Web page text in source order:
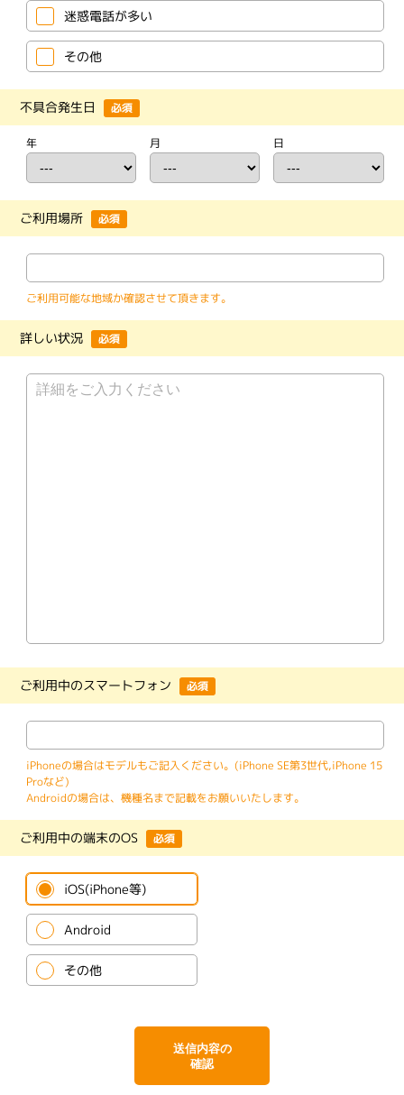
迷惑電話が多い
その他
不具合発生日 必須
年 月 日
ご利用場所 必須
ご利用可能な地域か確認させて頂きます。
詳しい状況 必須
ご利用中のスマートフォン 必須
iPhoneの場合はモデルもご記入ください。(iPhone SE第3世代,iPhone 15
Proなど)
Androidの場合は、機種名まで記載をお願いいたします。
ご利用中の端末のOS 必須
iOS(iPhone等)
Android
その他
送信内容の
確認